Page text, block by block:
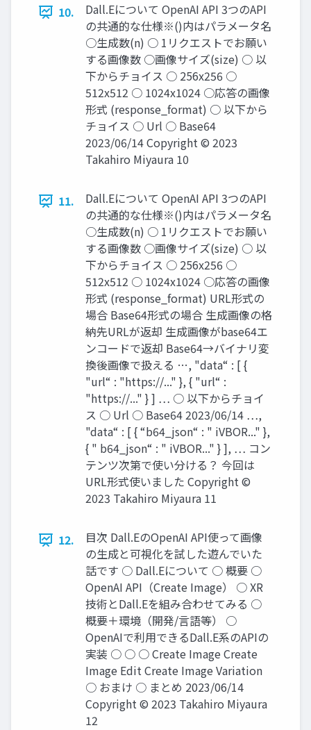
10.
Dall.Eについて OpenAI API 3つのAPI
の共通的な仕様※()内はパラメータ名
○生成数(n) ○ 1リクエストでお願い
する画像数 ○画像サイズ(size) ○ 以
下からチョイス ○ 256x256 ○
512x512 ○ 1024x1024 ○応答の画像
形式 (response_format) ○ 以下から
チョイス ○ Url ○ Base64
2023/06/14 Copyright © 2023
Takahiro Miyaura 10
11.
Dall.Eについて OpenAI API 3つのAPI
の共通的な仕様※()内はパラメータ名
○生成数(n) ○ 1リクエストでお願い
する画像数 ○画像サイズ(size) ○ 以
下からチョイス ○ 256x256 ○
512x512 ○ 1024x1024 ○応答の画像
形式 (response_format) URL形式の
場合 Base64形式の場合 生成画像の格
納先URLが返却 生成画像がbase64エ
ンコードで返却 Base64→バイナリ変
換後画像で扱える …, "data“ : [ {
"url“ : "https://..." }, { "url“ :
"https://..." } ] … ○ 以下からチョイ
ス ○ Url ○ Base64 2023/06/14 …,
"data“ : [ { “b64_json“ : " iVBOR..." },
{ " b64_json“ : " iVBOR..." } ], … コン
テンツ次第で使い分ける？ 今回は
URL形式使いました Copyright ©
2023 Takahiro Miyaura 11
12.
目次 Dall.EのOpenAI API使って画像
の生成と可視化を試した遊んでいた
話です ○ Dall.Eについて ○ 概要 ○
OpenAI API（Create Image） ○ XR
技術とDall.Eを組み合わせてみる ○
概要＋環境（開発/言語等） ○
OpenAIで利用できるDall.E系のAPIの
実装 ○ ○ ○ Create Image Create
Image Edit Create Image Variation
○ おまけ ○ まとめ 2023/06/14
Copyright © 2023 Takahiro Miyaura
12